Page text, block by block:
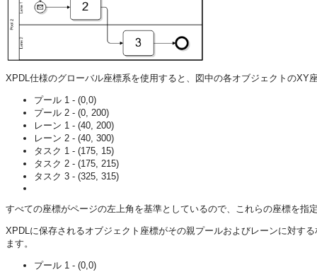
XPDL仕様のグローバル座標系を使用すると、図中の各オブジェクトのXY
プール 1 - (0,0)
プール 2 - (0, 200)
レーン 1 - (40, 200)
レーン 2 - (40, 300)
タスク 1 - (175, 15)
タスク 2 - (175, 215)
タスク 3 - (325, 315)
すべての座標がページの左上角を基準としているので、これらの座標を
XPDLに保存されるオブジェクト座標がその親プールおよびレーンに対す
ます。
プール 1 - (0,0)